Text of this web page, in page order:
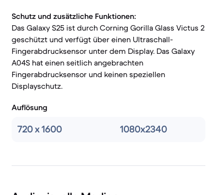
Schutz und zusätzliche Funktionen:
Das Galaxy S25 ist durch Corning Gorilla Glass Victus 2
geschützt und verfügt über einen Ultraschall-
Fingerabdrucksensor unter dem Display. Das Galaxy
A04S hat einen seitlich angebrachten
Fingerabdrucksensor und keinen speziellen
Displayschutz.
Auflösung
720 x 1600 1080x2340